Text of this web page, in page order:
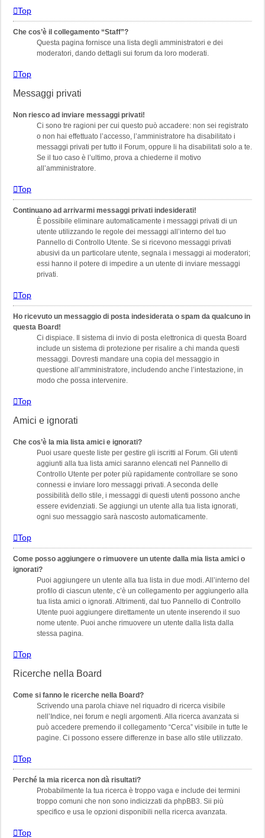
Top
Che cos’è il collegamento “Staff”?
Questa pagina fornisce una lista degli amministratori e dei
moderatori, dando dettagli sui forum da loro moderati.
Top
Messaggi privati
Non riesco ad inviare messaggi privati!
Ci sono tre ragioni per cui questo può accadere: non sei registrato
o non hai effettuato l’accesso, l’amministratore ha disabilitato i
messaggi privati per tutto il Forum, oppure li ha disabilitati solo a te.
Se il tuo caso è l’ultimo, prova a chiederne il motivo
all’amministratore.
Top
Continuano ad arrivarmi messaggi privati indesiderati!
È possibile eliminare automaticamente i messaggi privati ​​di un
utente utilizzando le regole dei messaggi all’interno del tuo
Pannello di Controllo Utente. Se si ricevono messaggi privati ​​
abusivi da un particolare utente, segnala i messaggi ai moderatori;
essi hanno il potere di impedire a un utente di inviare messaggi
privati​​.
Top
Ho ricevuto un messaggio di posta indesiderata o spam da qualcuno in
questa Board!
Ci dispiace. Il sistema di invio di posta elettronica di questa Board
include un sistema di protezione per risalire a chi manda questi
messaggi. Dovresti mandare una copia del messaggio in
questione all’amministratore, includendo anche l’intestazione, in
modo che possa intervenire.
Top
Amici e ignorati
Che cos’è la mia lista amici e ignorati?
Puoi usare queste liste per gestire gli iscritti al Forum. Gli utenti
aggiunti alla tua lista amici saranno elencati nel Pannello di
Controllo Utente per poter più rapidamente controllare se sono
connessi e inviare loro messaggi privati. A seconda delle
possibilità dello stile, i messaggi di questi utenti possono anche
essere evidenziati. Se aggiungi un utente alla tua lista ignorati,
ogni suo messaggio sarà nascosto automaticamente.
Top
Come posso aggiungere o rimuovere un utente dalla mia lista amici o
ignorati?
Puoi aggiungere un utente alla tua lista in due modi. All’interno del
profilo di ciascun utente, c’è un collegamento per aggiungerlo alla
tua lista amici o ignorati. Altrimenti, dal tuo Pannello di Controllo
Utente puoi aggiungere direttamente un utente inserendo il suo
nome utente. Puoi anche rimuovere un utente dalla lista dalla
stessa pagina.
Top
Ricerche nella Board
Come si fanno le ricerche nella Board?
Scrivendo una parola chiave nel riquadro di ricerca visibile
nell’Indice, nei forum e negli argomenti. Alla ricerca avanzata si
può accedere premendo il collegamento “Cerca” visibile in tutte le
pagine. Ci possono essere differenze in base allo stile utilizzato.
Top
Perché la mia ricerca non dà risultati?
Probabilmente la tua ricerca è troppo vaga e include dei termini
troppo comuni che non sono indicizzati da phpBB3. Sii più
specifico e usa le opzioni disponibili nella ricerca avanzata.
Top